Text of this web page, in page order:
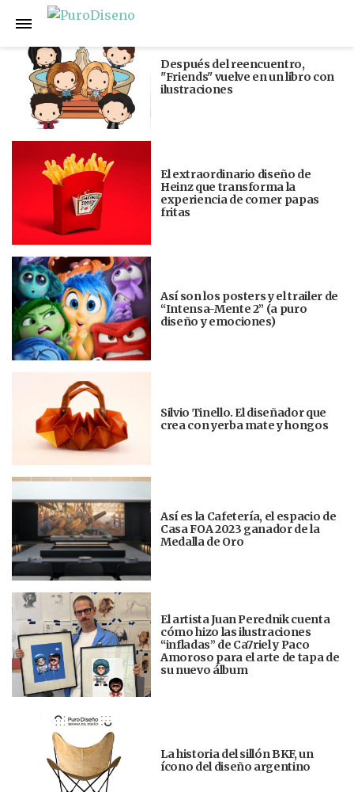
Anterior
Después del reencuentro,
"Friends" vuelve en un libro con
ilustraciones
El extraordinario diseño de
Heinz que transforma la
experiencia de comer papas
fritas
Así son los posters y el trailer de
“Intensa-Mente 2” (a puro
diseño y emociones)
Silvio Tinello. El diseñador que
crea con yerba mate y hongos
Así es la Cafetería, el espacio de
Casa FOA 2023 ganador de la
Medalla de Oro
El artista Juan Perednik cuenta
cómo hizo las ilustraciones
“infladas” de Ca7riel y Paco
Amoroso para el arte de tapa de
su nuevo álbum
La historia del sillón BKF, un
ícono del diseño argentino
Siguiente